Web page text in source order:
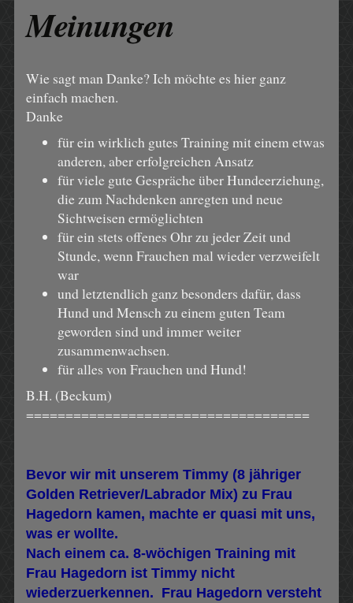
Meinungen
Wie sagt man Danke? Ich möchte es hier ganz
einfach machen.
Danke
für ein wirklich gutes Training mit einem etwas
anderen, aber erfolgreichen Ansatz
für viele gute Gespräche über Hundeerziehung,
die zum Nachdenken anregten und neue
Sichtweisen ermöglichten
für ein stets offenes Ohr zu jeder Zeit und
Stunde, wenn Frauchen mal wieder verzweifelt
war
und letztendlich ganz besonders dafür, dass
Hund und Mensch zu einem guten Team
geworden sind und immer weiter
zusammenwachsen.
für alles von Frauchen und Hund!
B.H. (Beckum)
====================================
Bevor wir mit unserem Timmy (8 jähriger
Golden Retriever/Labrador Mix) zu Frau
Hagedorn kamen, machte er quasi mit uns,
was er wollte.
Nach einem ca. 8-wöchigen Training mit
Frau Hagedorn ist Timmy nicht
wiederzuerkennen. Frau Hagedorn versteht